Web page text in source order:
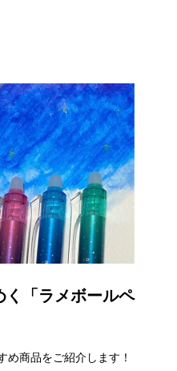
く「ラメボールペ
め商品をご紹介します！